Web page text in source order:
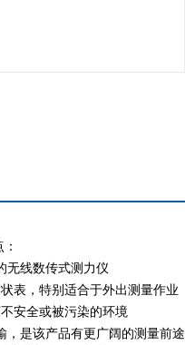
无线数传式测力仪
表，特别适合于外出测量作业
安全或被污染的环境
，是该产品有更广阔的测量前途